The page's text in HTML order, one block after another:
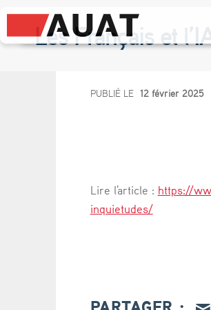
Les Français et
L
F
r
ç
PUBLIÉ LE 12 février 2025
Lire l'article : https://
inquietudes/
PARTAGER :